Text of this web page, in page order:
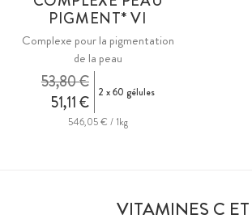
PIGMENT* VI
Complexe pour la pigmentation
de la peau
51,11 €
53,80 € 2 x 60 gélules
546,05 € / 1kg
VITAMINES C